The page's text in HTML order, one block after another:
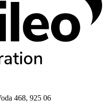
468, 925 06